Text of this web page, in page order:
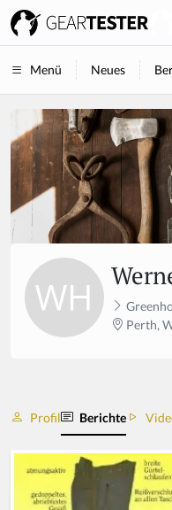
Menü Neues
Perth,
Profil Berichte